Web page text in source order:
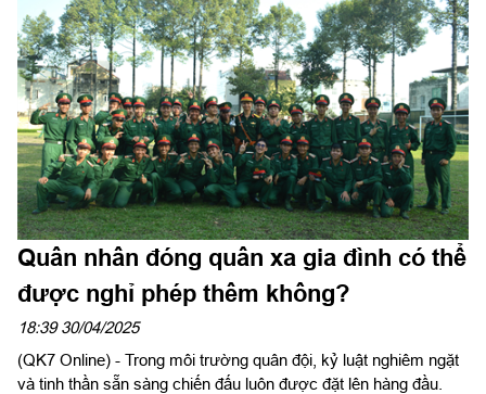
mong muốn cá nhân, mà còn chịu sự điều chỉnh chặt chẽ của
kỷ luật và quy định của từng đơn vị.
Quân nhân đóng quân xa gia đình có thể
được nghỉ phép thêm không?
18:39 30/04/2025
(QK7 Online) - Trong môi trường quân đội, kỷ luật nghiêm ngặt
và tinh thần sẵn sàng chiến đấu luôn được đặt lên hàng đầu.